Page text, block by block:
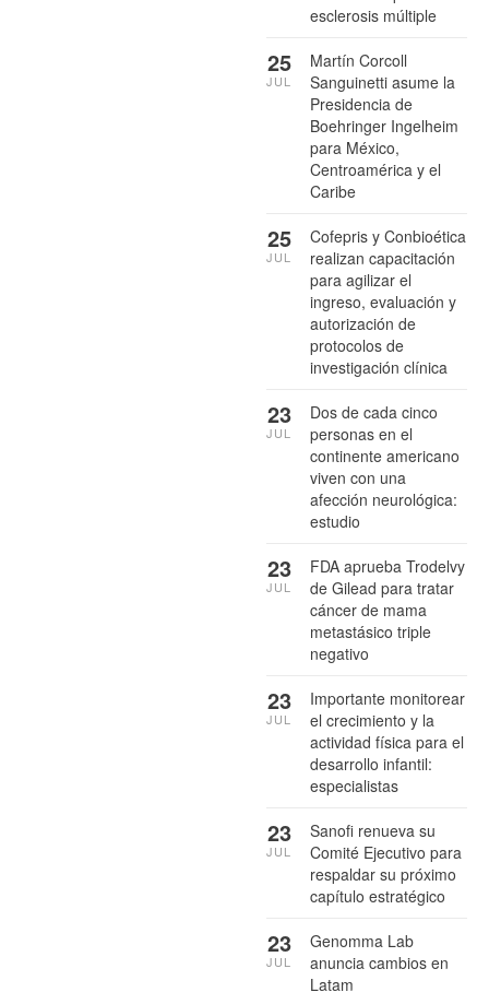
esclerosis múltiple
Martín Corcoll
Sanguinetti asume la
Presidencia de
Boehringer Ingelheim
para México,
Centroamérica y el
Caribe
25
JUL
Cofepris y Conbioética
realizan capacitación
para agilizar el
ingreso, evaluación y
autorización de
protocolos de
investigación clínica
25
JUL
Dos de cada cinco
personas en el
continente americano
viven con una
afección neurológica:
estudio
23
JUL
FDA aprueba Trodelvy
de Gilead para tratar
cáncer de mama
metastásico triple
negativo
23
JUL
Importante monitorear
el crecimiento y la
actividad física para el
desarrollo infantil:
especialistas
23
JUL
Sanofi renueva su
Comité Ejecutivo para
respaldar su próximo
capítulo estratégico
23
JUL
Genomma Lab
anuncia cambios en
Latam
23
JUL